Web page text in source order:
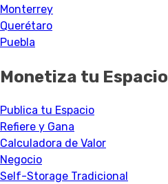
Monterrey
Querétaro
Puebla
Monetiza tu Espacio
Publica tu Espacio
Refiere y Gana
Calculadora de Valor
Negocio
Self-Storage Tradicional